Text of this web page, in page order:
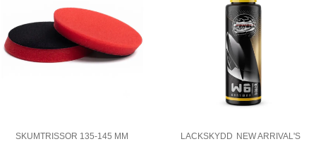
SKUMTRISSOR 135-145 MM LACKSKYDD NEW ARRIVAL'S